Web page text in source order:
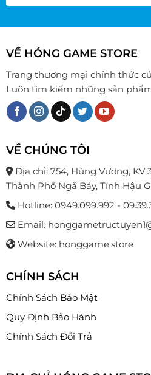
VỀ HÓNG GAME STORE
Trang thương mại chính thức
Luôn tìm kiếm những sản
VỀ CHÚNG TÔI
Địa chỉ: 754, Hùng Vương, KV
Thành Phố Ngã Bảy, Tỉnh Hậu
Hotline: 0949.099.992 -
Email:
Website: honggame.store
CHÍNH SÁCH
Chính Sách Bảo Mật
Quy Định Bảo Hành
Chính Sách Đổi Trả